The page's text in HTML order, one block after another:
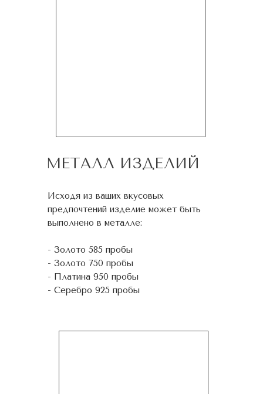
МЕТАЛЛ ИЗДЕЛИЙ
Исходя из ваших вкусовых
предпочтений изделие может быть
выполнено в металле:
- Золото 585 пробы
- Золото 750 пробы
- Платина 950 пробы
- Серебро 925 пробы